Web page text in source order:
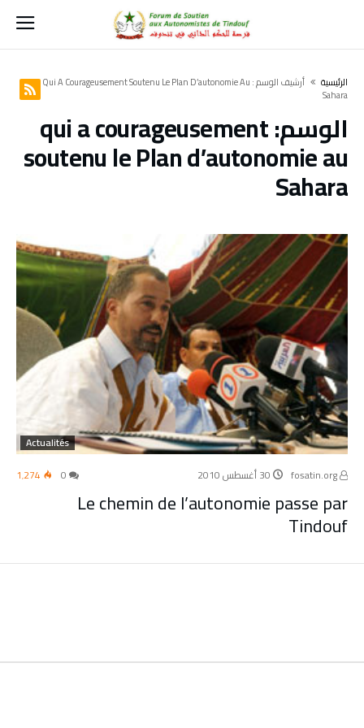
‫الرئيسية‬
‫أرشيف الوسم :‬ Qui A Courageusement Soutenu Le Plan D’autonomie Au
Sahara
الوسم:qui a courageusement
soutenu le Plan d’autonomie au
Sahara
Actualités
30 أغسطس 2010 1٬274
Le chemin de l’autonomie passe par
Tindouf